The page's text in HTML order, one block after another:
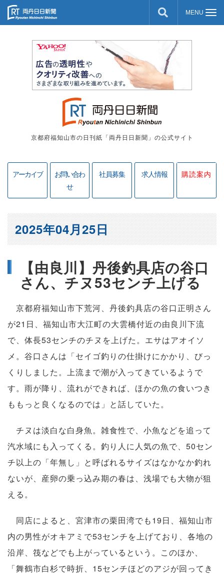
京都府福知山市の日刊紙「両丹日日新聞」の公式サイト
アーカイブ
お問い合わ
せ
社員募集 求人情報 購読案内
【由良川】丹後釣具店の谷口
さん、チヌ53センチ上げる
2025年04月25日
京都府福知山市下荒河、丹後釣具店の谷口正明さん
が21日、福知山市大江町の大雲橋付近の由良川下流
で、体長53センチのチヌを上げた。エサはアオイソ
メ。谷口さんは「セイゴ釣りの仕掛けにかかり、びっ
くりしました。上流まで潮が入ってきているようで
す。雨が降り、流れができれば、ほかの魚の食いつき
ももっと良くなるのでは」と話していた。
チヌは淡白な白身魚。雑食性で、小魚などを追って
汽水域にも入ってくる。釣り人に人気の魚で、50セン
チ以上の「年無し」と呼ばれるサイズはなかなか釣れ
ないが、産卵の乗っ込み期の春は、浅場でも大物が狙
える。
同店によると、宮津市の栗田湾でも19日、福知山市
内の男性がオキアミで53センチを上げており、各地の
沿岸、筏などでも上がっているという。このほか、
「舞鶴市白杉で時折、15センチほどのアジが回ってき